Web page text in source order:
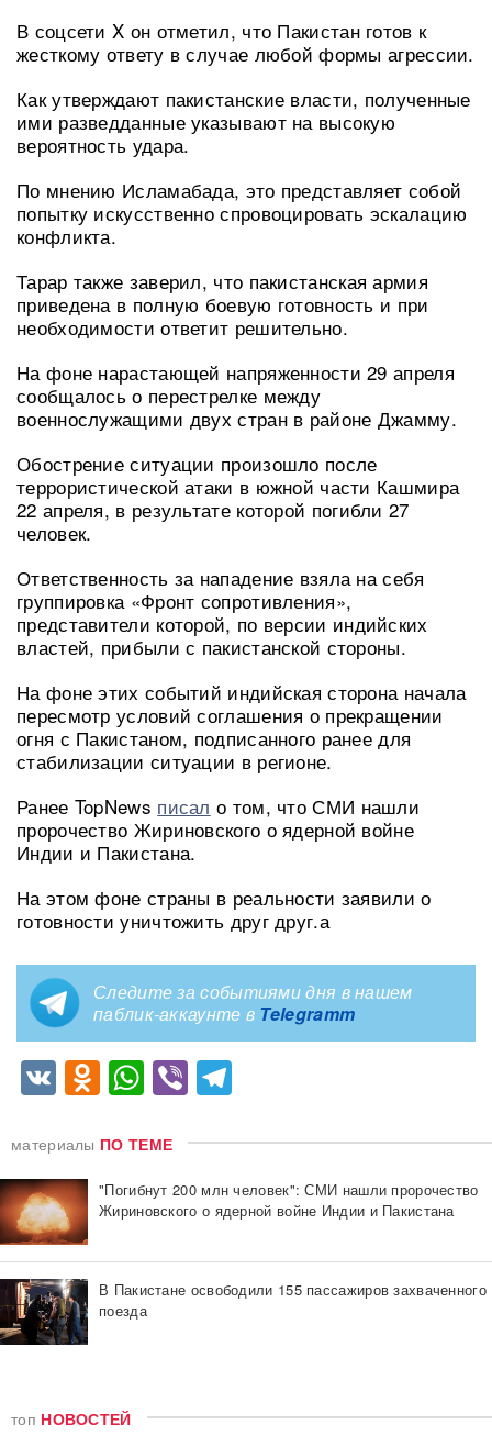
В соцсети X он отметил, что Пакистан готов к
жесткому ответу в случае любой формы агрессии.
Как утверждают пакистанские власти, полученные
ими разведданные указывают на высокую
вероятность удара.
По мнению Исламабада, это представляет собой
попытку искусственно спровоцировать эскалацию
конфликта.
Тарар также заверил, что пакистанская армия
приведена в полную боевую готовность и при
необходимости ответит решительно.
На фоне нарастающей напряженности 29 апреля
сообщалось о перестрелке между
военнослужащими двух стран в районе Джамму.
Обострение ситуации произошло после
террористической атаки в южной части Кашмира
22 апреля, в результате которой погибли 27
человек.
Ответственность за нападение взяла на себя
группировка «Фронт сопротивления»,
представители которой, по версии индийских
властей, прибыли с пакистанской стороны.
На фоне этих событий индийская сторона начала
пересмотр условий соглашения о прекращении
огня с Пакистаном, подписанного ранее для
стабилизации ситуации в регионе.
Ранее TopNews писал о том, что СМИ нашли
пророчество Жириновского о ядерной войне
Индии и Пакистана.
На этом фоне страны в реальности заявили о
готовности уничтожить друг друг.а
Следите за событиями дня в нашем
паблик-аккаунте в Telegramm
VKOdnoklassniki
WhatsApp
Viber
материалы ПО ТЕМЕ
"Погибнут 200 млн человек": СМИ нашли пророчество
Жириновского о ядерной войне Индии и Пакистана
В Пакистане освободили 155 пассажиров захваченного
поезда
топ НОВОСТЕЙ